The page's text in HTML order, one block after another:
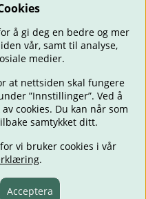
BABY SPISE & MATE
REISE
LEKER TILBUD
OUTLET
å gi deg en bedre og mer
vår, samt til analyse,
medier.
at nettsiden skal fungere
”Innstillinger”. Ved å
cookies. Du kan når som
samtykket ditt.
vi bruker cookies i vår
.
Acceptera